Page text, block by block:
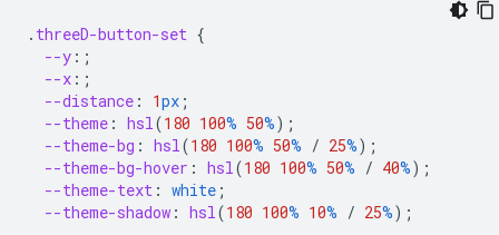
. threeD-button-set {
--y :;
--x :;
--distance : 1px ;
--theme : hsl(180 100% 50%);
--theme-bg : hsl(180 100% 50% / 25%);
--theme-bg-hover : hsl(180 100% 50% / 40%);
--theme-text : white ;
--theme-shadow : hsl(180 100% 10% / 25%);